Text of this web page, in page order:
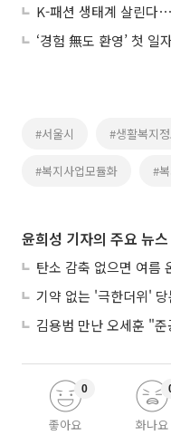
‘경험 無도 환영’ 첫 일
#서울시 #생활복지
#복지사업모듈화 #
윤희성 기자의 주요 뉴스
좋아요
0
화나요